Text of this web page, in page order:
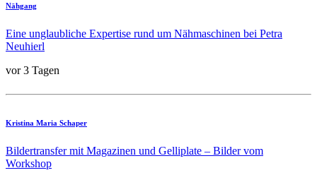
Nähgang
Eine unglaubliche Expertise rund um Nähmaschinen bei Petra
Neuhierl
vor 3 Tagen
Kristina Maria Schaper
Bildertransfer mit Magazinen und Gelliplate – Bilder vom
Workshop